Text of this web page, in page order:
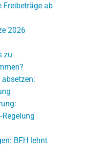
Freibeträge ab
2026
zu
BFH lehnt